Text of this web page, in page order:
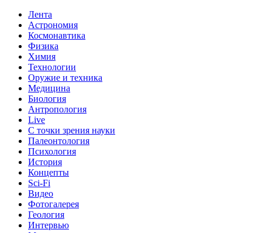
Лента
Астрономия
Космонавтика
Физика
Химия
Технологии
Оружие и техника
Медицина
Биология
Антропология
Live
С точки зрения науки
Палеонтология
Психология
История
Концепты
Sci-Fi
Видео
Фотогалерея
Геология
Интервью